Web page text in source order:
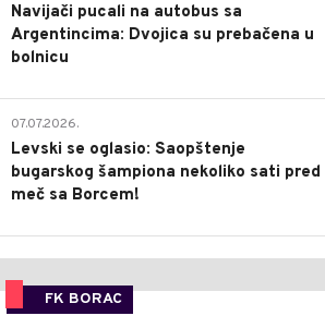
Navijači pucali na autobus sa
Argentincima: Dvojica su prebačena u
bolnicu
07.07.2026.
Levski se oglasio: Saopštenje
bugarskog šampiona nekoliko sati pred
meč sa Borcem!
FK BORAC